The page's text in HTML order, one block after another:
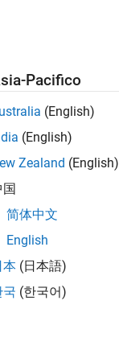
Pacifico
(English)
(English)
Zealand (English)
简体中文
English
本 (日本語)
국 (한국어)